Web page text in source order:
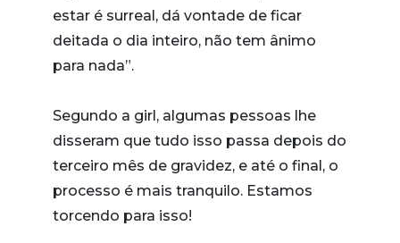
estar é surreal, dá vontade de ficar
deitada o dia inteiro, não tem ânimo
para nada”.
Segundo a girl, algumas pessoas lhe
disseram que tudo isso passa depois do
terceiro mês de gravidez, e até o final, o
processo é mais tranquilo. Estamos
torcendo para isso!